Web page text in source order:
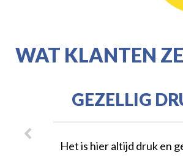
WAT KLANTEN
GEZELLIG
Het is hier altijd druk en